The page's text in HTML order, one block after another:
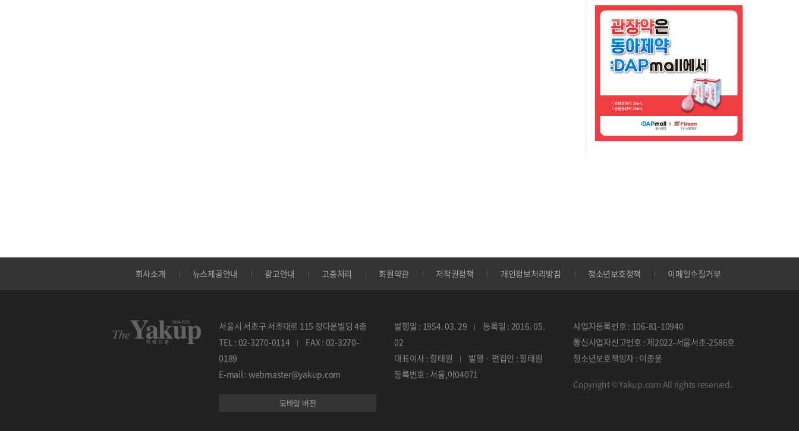
회사소개 뉴스제공안내 광고안내 고충처리 회원약관 저작권정책 개인정보처리방침 청소년보호정책 이메일수집거부
서울시 서초구 서초대로 115 정다운빌딩 4층
TEL : 02-3270-0114
FAX : 02-3270-
0189
E-mail : webmaster@yakup.com
모바일 버전
발행일 : 1954. 03. 29
등록일 : 2016. 05.
02
대표이사 : 함태원
발행 · 편집인 : 함태원
등록번호 : 서울,아04071
사업자등록번호 : 106-81-10940
통신사업자신고번호 : 제2022-서울서초-2586호
청소년보호책임자 : 이종운
Copyright © Yakup.com All rights reserved.